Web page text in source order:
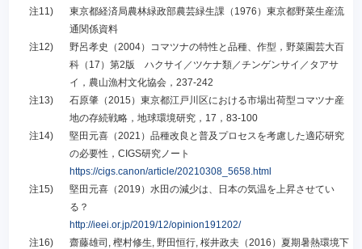
注11)
東京都経済局農林緑政部農芸緑生課（1976）東京都野菜生産流
通関係資料
注12)
野呂孝史（2004）コマツナの特性と品種、作型，野菜園芸大百
科（17）第2版 ハクサイ／ツケナ類／チンゲンサイ／タアサ
イ，農山漁村文化協会，237-242
注13)
石原肇（2015）東京都江戸川区における市場出荷型コマツナ産
地の存続戦略，地球環境研究，17，83-100
注14)
堅田元喜（2021）品種改良と普及プロセスを考慮した適応研究
の必要性，CIGS研究ノート
https://cigs.canon/article/20210308_5658.html
注15)
堅田元喜（2019）水田の減少は、日本の気温を上昇させてい
る？
http://ieei.or.jp/2019/12/opinion191202/
注16)
齋藤雄司, 樫村修生, 野田恒行, 桜井政夫（2016）夏期暑熱環境下